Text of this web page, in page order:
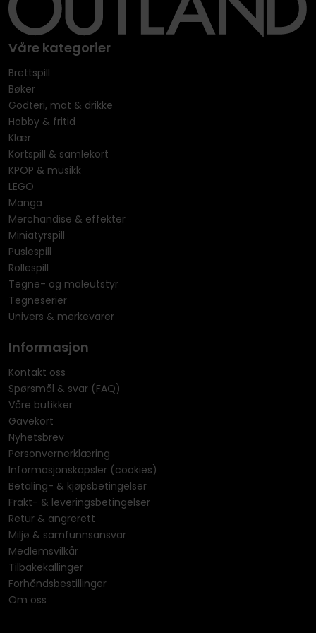
Våre kategorier
Brettspill
Bøker
Godteri, mat & drikke
Hobby & fritid
Klær
Kortspill & samlekort
KPOP & musikk
LEGO
Manga
Merchandise & effekter
Miniatyrspill
Puslespill
Rollespill
Tegne- og maleutstyr
Tegneserier
Univers & merkevarer
Informasjon
Kontakt oss
Spørsmål & svar (FAQ)
Våre butikker
Gavekort
Nyhetsbrev
Personvernerklæring
Informasjonskapsler (cookies)
Betaling- & kjøpsbetingelser
Frakt- & leveringsbetingelser
Retur & angrerett
Miljø & samfunnsansvar
Medlemsvilkår
Tilbakekallinger
Forhåndsbestillinger
Om oss